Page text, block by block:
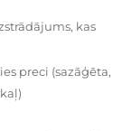
kas
preci (sazāģēta,